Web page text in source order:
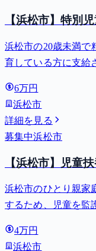
【浜松市】特別
浜松市の20歳未満で
育している方に支給
6万円
浜松市
詳細を見る
募集中浜松市
【浜松市】児童
浜松市のひとり親家
するため、児童を監
4万円
浜松市